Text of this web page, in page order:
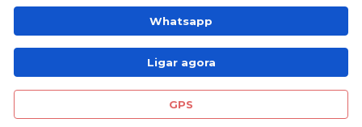
Whatsapp
Ligar agora
GPS